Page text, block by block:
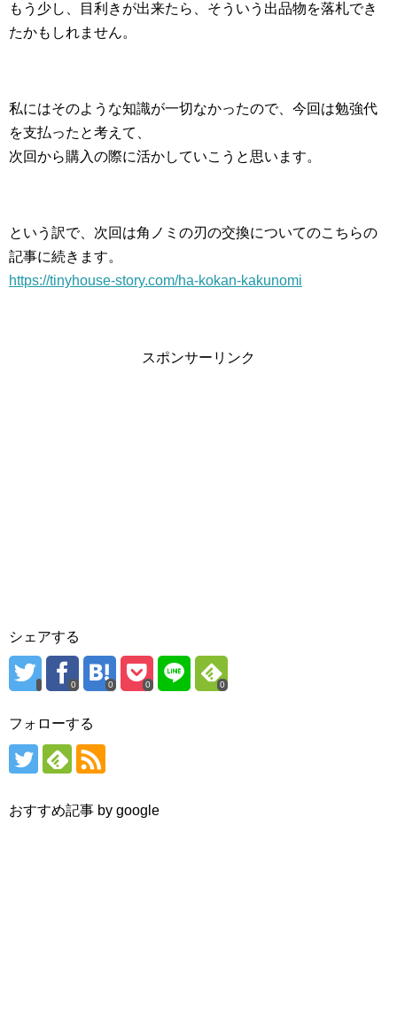
もう少し、目利きが出来たら、そういう出品物を落札でき
たかもしれません。
私にはそのような知識が一切なかったので、今回は勉強代
を支払ったと考えて、
次回から購入の際に活かしていこうと思います。
という訳で、次回は角ノミの刃の交換についてのこちらの
記事に続きます。
https://tinyhouse-story.com/ha-kokan-kakunomi
スポンサーリンク
シェアする
0 0 0 0
フォローする
おすすめ記事 by google